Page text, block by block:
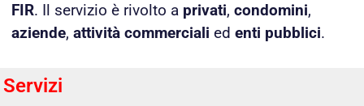
FIR. Il servizio è rivolto a privati, condomini,
aziende, attività commerciali ed enti pubblici.
Servizi